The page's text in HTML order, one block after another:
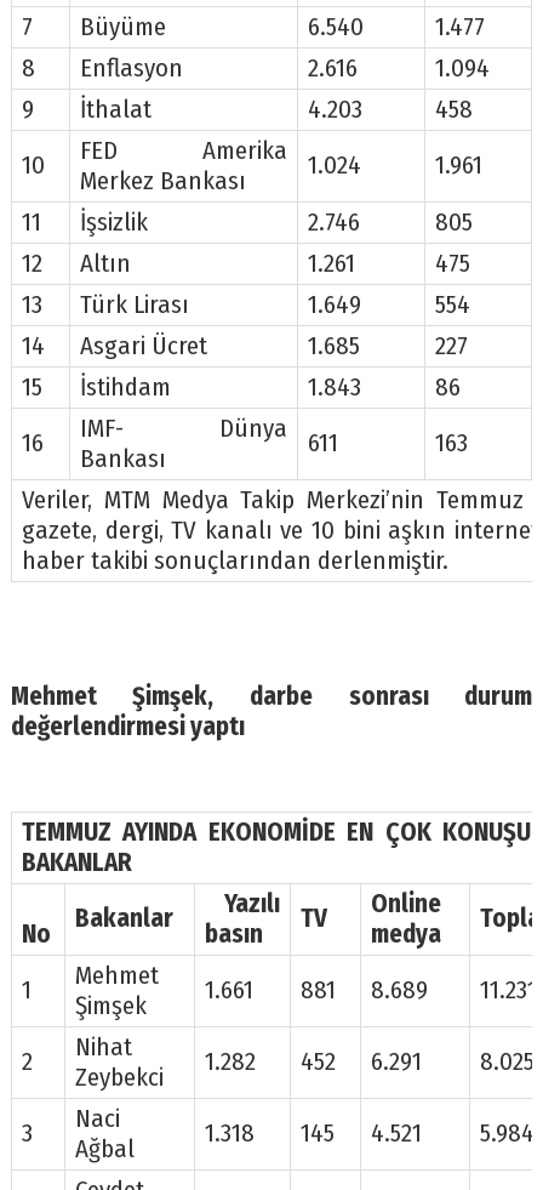
7
Büyüme 6.540 1.477
8
Enflasyon 2.616 1.094
9
İthalat 4.203 458
10
FED Amerika
Merkez Bankası
1.024 1.961
11
İşsizlik 2.746 805
12
Altın 1.261 475
13
Türk Lirası 1.649 554
14
Asgari Ücret 1.685 227
15
İstihdam 1.843 86
16
IMF- Dünya
Bankası
611 163
Veriler, MTM Medya Takip Merkezi’nin Temmuz
gazete, dergi, TV kanalı ve 10 bini aşkın internet
haber takibi sonuçlarından derlenmiştir.
Mehmet Şimşek, darbe sonrası durum
değerlendirmesi yaptı
TEMMUZ AYINDA EKONOMİDE EN ÇOK
BAKANLAR
No
Bakanlar
Yazılı
basın
TV
Online
medya
1
Mehmet
Şimşek
1.661 881 8.689 11.231
2
Nihat
Zeybekci
1.282 452 6.291 8.025
3
Naci
Ağbal
1.318 145 4.521 5.984